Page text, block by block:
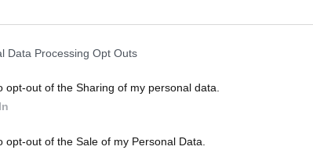
Data Processing Opt Outs
opt-out of the Sharing of my personal data.
opt-out of the Sale of my Personal Data.
come laSandero, e le auto più costose e
dei consumatori, che sembrano sempre più inclini a
tecnologia e design